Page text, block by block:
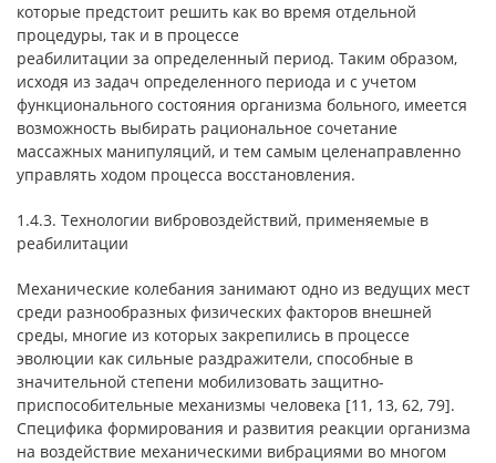
которые предстоит решить как во время отдельной
процедуры, так и в процессе
реабилитации за определенный период. Таким образом,
исходя из задач определенного периода и с учетом
функционального состояния организма больного, имеется
возможность выбирать рациональное сочетание
массажных манипуляций, и тем самым целенаправленно
управлять ходом процесса восстановления.
1.4.3. Технологии вибровоздействий, применяемые в
реабилитации
Механические колебания занимают одно из ведущих мест
среди разнообразных физических факторов внешней
среды, многие из которых закрепились в процессе
эволюции как сильные раздражители, способные в
значительной степени мобилизовать защитно-
приспособительные механизмы человека [11, 13, 62, 79].
Специфика формирования и развития реакции организма
на воздействие механическими вибрациями во многом